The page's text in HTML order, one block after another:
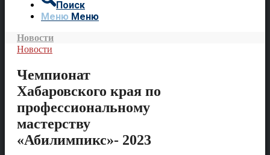
Поиск
Меню Меню
Новости
Новости
Чемпионат
Хабаровского края по
профессиональному
мастерству
«Абилимпикс»- 2023